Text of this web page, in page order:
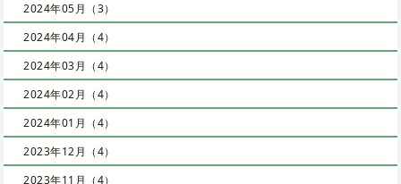
2024年05月（3）
2024年04月（4）
2024年03月（4）
2024年02月（4）
2024年01月（4）
2023年12月（4）
2023年11月（4）